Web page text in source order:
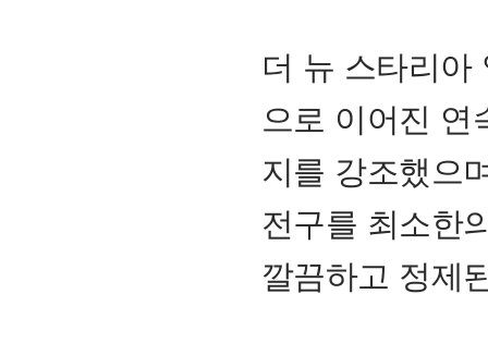
더 뉴 스타리
으로 이어진 연
지를 강조했으
전구를 최소한
깔끔하고 정제